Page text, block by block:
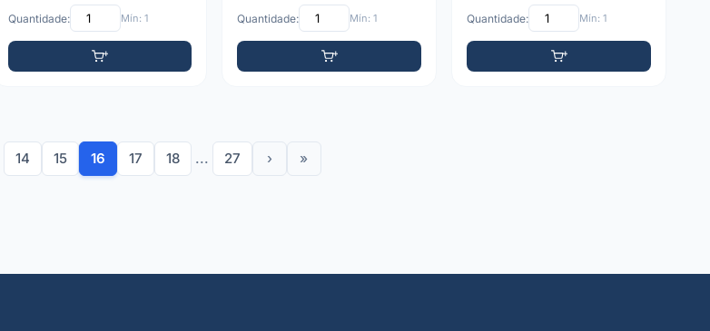
Quantidade: Mín: 1 Quantidade: Mín: 1 Quantidade: Mín: 1
14 15 16 17 18 ... 27 › »